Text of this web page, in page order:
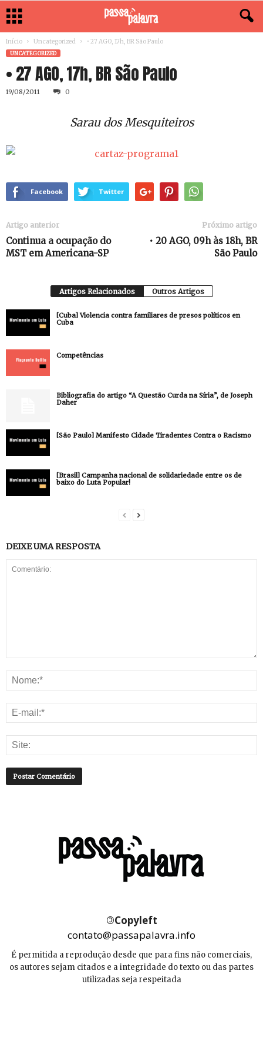
Início Uncategorized • 27 AGO, 17h, BR São Paulo
UNCATEGORIZED
• 27 AGO, 17h, BR São Paulo
19/08/2011 0
Sarau dos Mesquiteiros
Facebook Twitter
Artigo anterior
Continua a ocupação do
MST em Americana-SP
Próximo artigo
• 20 AGO, 09h às 18h, BR
São Paulo
Artigos Relacionados Outros Artigos
[Cuba] Violencia contra familiares de presos políticos en
Cuba
Competências
Bibliografia do artigo “A Questão Curda na Síria”, de Joseph
Daher
[São Paulo] Manifesto Cidade Tiradentes Contra o Racismo
[Brasil] Campanha nacional de solidariedade entre os de
baixo do Luta Popular!
DEIXE UMA RESPOSTA
©Copyleft
contato@passapalavra.info
É permitida a reprodução desde que para fins não comerciais,
os autores sejam citados e a integridade do texto ou das partes
utilizadas seja respeitada